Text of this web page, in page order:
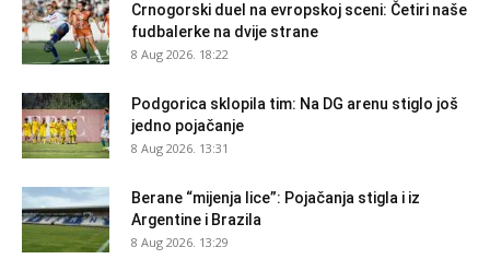
Crnogorski duel na evropskoj sceni: Četiri naše
fudbalerke na dvije strane
8 Aug 2026. 18:22
Podgorica sklopila tim: Na DG arenu stiglo još
jedno pojačanje
8 Aug 2026. 13:31
Berane “mijenja lice”: Pojačanja stigla i iz
Argentine i Brazila
8 Aug 2026. 13:29